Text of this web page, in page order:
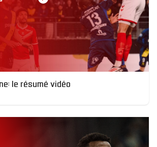
le résumé vidéo